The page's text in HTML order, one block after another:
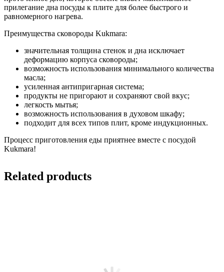
прилегание дна посуды к плите для более быстрого и
равномерного нагрева.
Преимущества сковороды Kukmara:
значительная толщина стенок и дна исключает
деформацию корпуса сковороды;
возможность использования минимального количества
масла;
усиленная антипригарная система;
продукты не пригорают и сохраняют свой вкус;
легкость мытья;
возможность использования в духовом шкафу;
подходит для всех типов плит, кроме индукционных.
Процесс приготовления еды приятнее вместе с посудой
Kukmara!
Related products